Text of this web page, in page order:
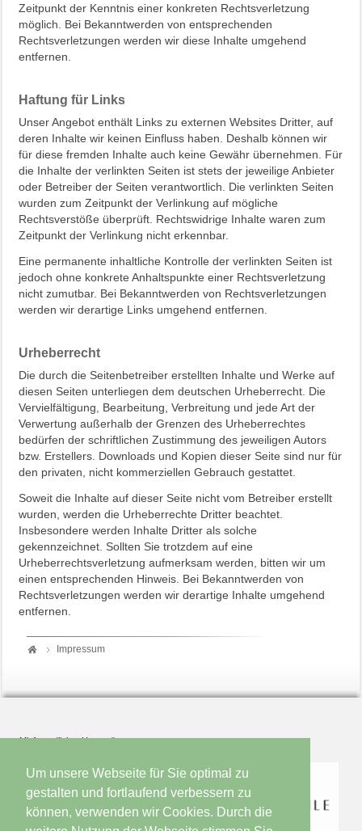
Um unsere Webseite für Sie optimal zu
gestalten und fortlaufend verbessern zu
können, verwenden wir Cookies. Durch die
Zeitpunkt der Kenntnis einer konkreten Rechtsverletzung
möglich. Bei Bekanntwerden von entsprechenden
Rechtsverletzungen werden wir diese Inhalte umgehend
entfernen.
Haftung für Links
Unser Angebot enthält Links zu externen Websites Dritter, auf
deren Inhalte wir keinen Einfluss haben. Deshalb können wir
für diese fremden Inhalte auch keine Gewähr übernehmen. Für
die Inhalte der verlinkten Seiten ist stets der jeweilige Anbieter
oder Betreiber der Seiten verantwortlich. Die verlinkten Seiten
wurden zum Zeitpunkt der Verlinkung auf mögliche
Rechtsverstöße überprüft. Rechtswidrige Inhalte waren zum
Zeitpunkt der Verlinkung nicht erkennbar.
Eine permanente inhaltliche Kontrolle der verlinkten Seiten ist
jedoch ohne konkrete Anhaltspunkte einer Rechtsverletzung
nicht zumutbar. Bei Bekanntwerden von Rechtsverletzungen
werden wir derartige Links umgehend entfernen.
Urheberrecht
Die durch die Seitenbetreiber erstellten Inhalte und Werke auf
diesen Seiten unterliegen dem deutschen Urheberrecht. Die
Vervielfältigung, Bearbeitung, Verbreitung und jede Art der
Verwertung außerhalb der Grenzen des Urheberrechtes
bedürfen der schriftlichen Zustimmung des jeweiligen Autors
bzw. Erstellers. Downloads und Kopien dieser Seite sind nur für
den privaten, nicht kommerziellen Gebrauch gestattet.
Soweit die Inhalte auf dieser Seite nicht vom Betreiber erstellt
wurden, werden die Urheberrechte Dritter beachtet.
Insbesondere werden Inhalte Dritter als solche
gekennzeichnet. Sollten Sie trotzdem auf eine
Urheberrechtsverletzung aufmerksam werden, bitten wir um
einen entsprechenden Hinweis. Bei Bekanntwerden von
Rechtsverletzungen werden wir derartige Inhalte umgehend
entfernen.
Impressum
Mit freundlicher Unterstützung von